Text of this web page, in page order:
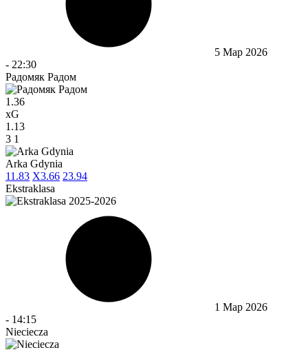
5 Мар 2026
- 22:30
Радомяк Радом
1.36
xG
1.13
3 1
Arka Gdynia
11.83 X3.66 23.94
Ekstraklasa
1 Мар 2026
- 14:15
Nieciecza